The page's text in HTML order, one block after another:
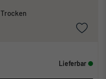
Trocken
Lieferbar